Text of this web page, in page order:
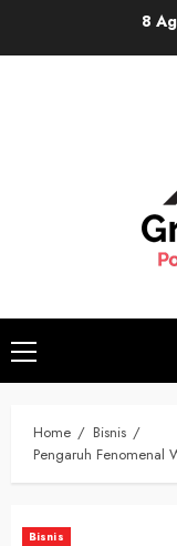
8
Primary
Menu
Home
Bisnis
Pengaruh Fenomenal
Bisnis